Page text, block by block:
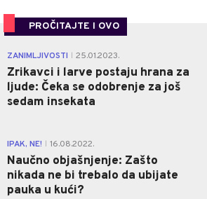
PROČITAJTE I OVO
ZANIMLJIVOSTI 25.01.2023.
Zrikavci i larve postaju hrana za
ljude: Čeka se odobrenje za još
sedam insekata
IPAK, NE! 16.08.2022.
Naučno objašnjenje: Zašto
nikada ne bi trebalo da ubijate
pauka u kući?